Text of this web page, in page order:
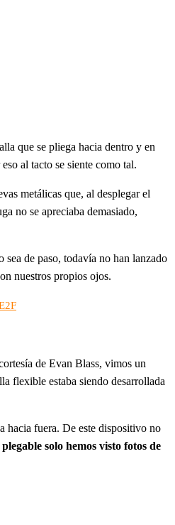
que se pliega hacia dentro y en
al tacto se siente como tal.
metálicas que, al desplegar el
no se apreciaba demasiado,
de paso, todavía no han lanzado
nuestros propios ojos.
de Evan Blass, vimos un
flexible estaba siendo desarrollada
hacia fuera. De este dispositivo no
solo hemos visto fotos de